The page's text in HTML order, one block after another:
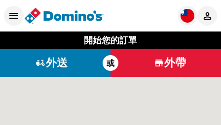
開始您的訂單
外送 或 外帶